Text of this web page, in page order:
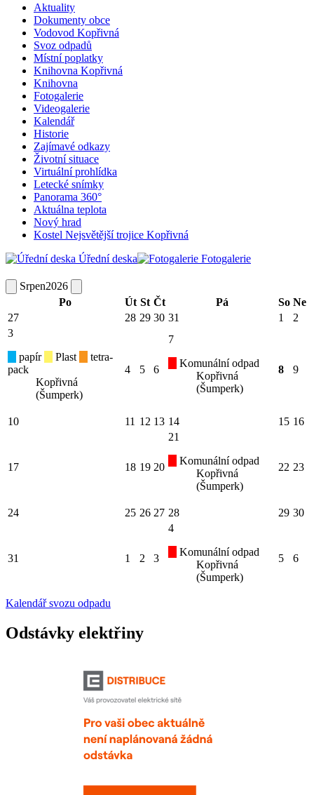
Aktuality
Dokumenty obce
Vodovod Kopřivná
Svoz odpadů
Místní poplatky
Knihovna Kopřivná
Knihovna
Fotogalerie
Videogalerie
Kalendář
Historie
Zajímavé odkazy
Životní situace
Virtuální prohlídka
Letecké snímky
Panorama 360°
Aktuálna teplota
Nový hrad
Kostel Nejsvětější trojice Kopřivná
Úřední deska
Fotogalerie
Srpen2026
Po
Út St Čt Pá So Ne
27
28 29 30 31 1
2
3
papír
Plast
tetra-
pack
Kopřivná
(Šumperk)
4 5 6
7
Komunální odpad
Kopřivná
(Šumperk)
8 9
10 11 12 13 14 15 16
17 18 19 20
21
Komunální odpad
Kopřivná
(Šumperk)
22 23
24 25 26 27 28 29 30
31 1 2 3
4
Komunální odpad
Kopřivná
(Šumperk)
5 6
Kalendář svozu odpadu
Odstávky elektřiny